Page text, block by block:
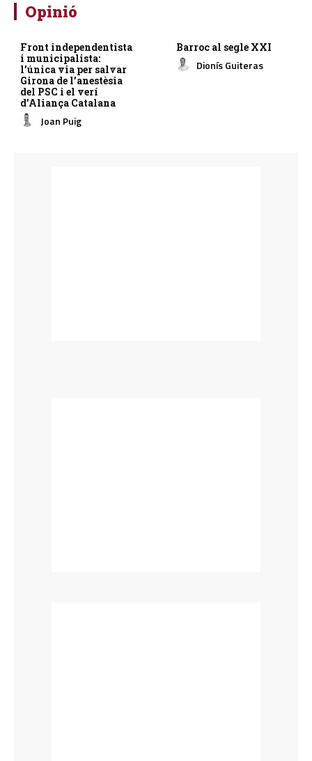
Opinió
Front independentista
i municipalista:
l’única via per salvar
Girona de l’anestèsia
del PSC i el verí
d’Aliança Catalana
Joan Puig
Barroc al segle XXI
Dionís Guiteras